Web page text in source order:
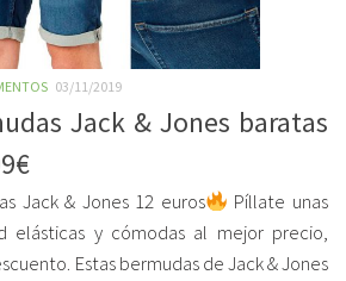
03/11/2019
Jack & Jones baratas
Jack & Jones 12 euros
Píllate unas
elásticas y cómodas al mejor precio,
Estas bermudas de Jack & Jones